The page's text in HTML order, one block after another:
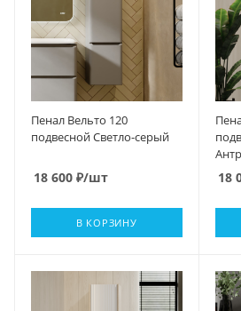
Пенал Вельто 120
подвесной Светло-серый
18 600 ₽/шт
В КОРЗИНУ
18